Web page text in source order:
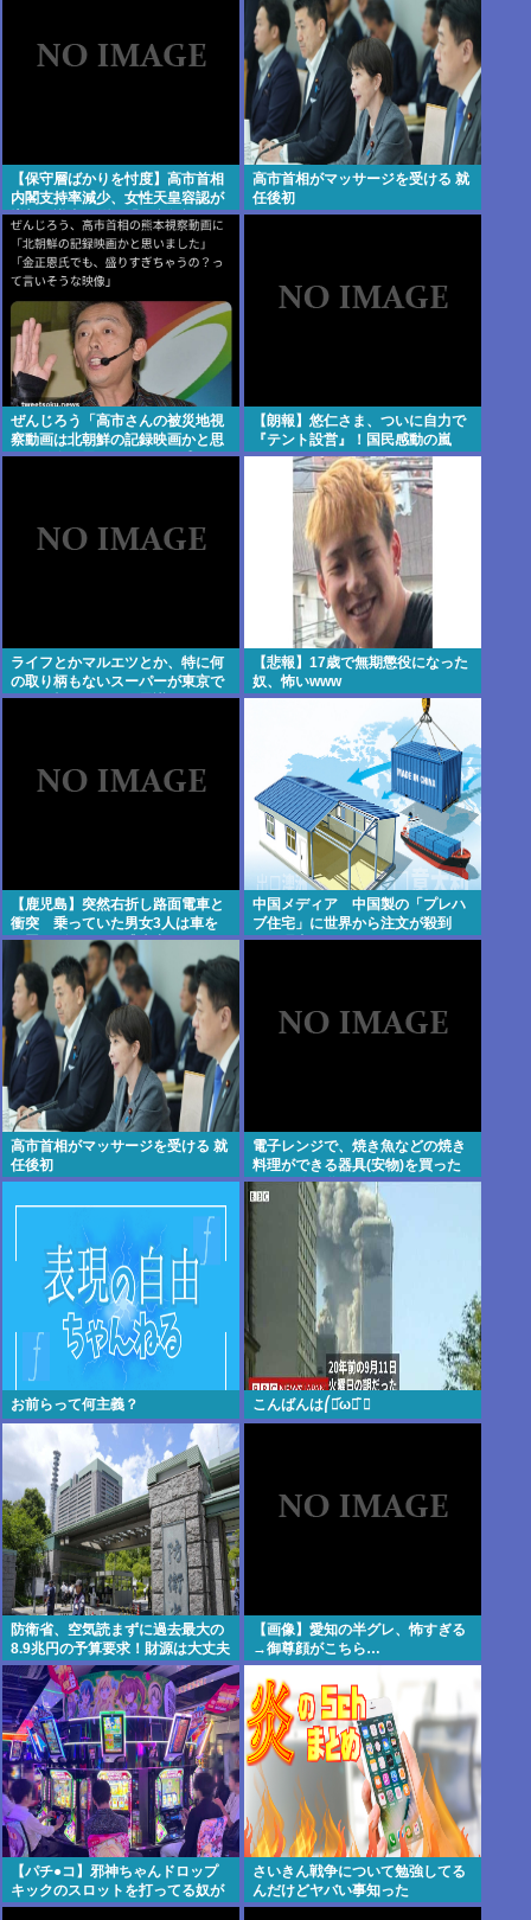
【保守層ばかりを忖度】高市首相
内閣支持率減少、女性天皇容認が
増加…識者に聞く「民意無視」の
代償
高市首相がマッサージを受ける 就
任後初
ぜんじろう「高市さんの被災地視
察動画は北朝鮮の記録映画かと思
った。金正恩でもあんなに盛らん
【朗報】悠仁さま、ついに自力で
『テント設営』！国民感動の嵐
www
ライフとかマルエツとか、特に何
の取り柄もないスーパーが東京で
デカい顔してるの不思議だよな、
【悲報】17歳で無期懲役になった
奴、怖いwww
【鹿児島】突然右折し路面電車と
衝突 乗っていた男女3人は車を
放置しダッシュで逃走中
中国メディア 中国製の「プレハ
ブ住宅」に世界から注文が殺到
その理由は？[8/7]
高市首相がマッサージを受ける 就
任後初
電子レンジで、焼き魚などの焼き
料理ができる器具(安物)を買った
けど、使い道おしえろ
お前らって何主義？ こんばんは⎛・᷄ω・᷅ ⎞
防衛省、空気読まずに過去最大の
8.9兆円の予算要求！財源は大丈夫
か？！
【画像】愛知の半グレ、怖すぎる
→御尊顔がこちら…
【パチ●コ】邪神ちゃんドロップ
キックのスロットを打ってる奴が
ヤバすぎてワロタ
さいきん戦争について勉強してる
んだけどヤバい事知った